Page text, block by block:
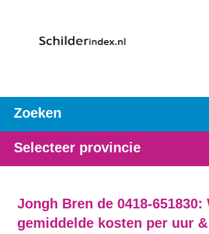
Zoeken
Selecteer provincie
Jongh Bren de 0418-651830:
gemiddelde kosten per uur